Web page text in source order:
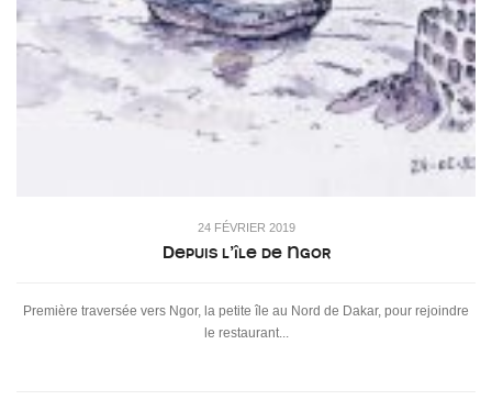
24 FÉVRIER 2019
Depuis l’île de Ngor
Première traversée vers Ngor, la petite île au Nord de Dakar, pour rejoindre
le restaurant...